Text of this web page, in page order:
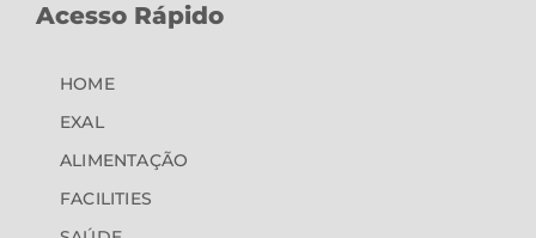
Acesso Rápido
HOME
EXAL
ALIMENTAÇÃO
FACILITIES